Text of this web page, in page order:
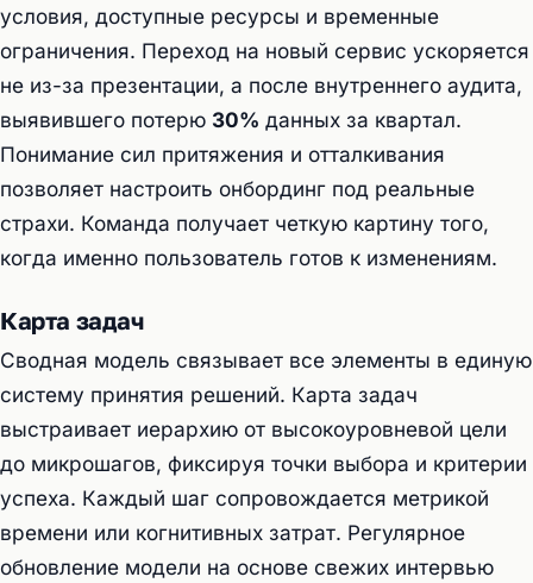
условия, доступные ресурсы и временные
ограничения. Переход на новый сервис ускоряется
не из-за презентации, а после внутреннего аудита,
выявившего потерю 30% данных за квартал.
Понимание сил притяжения и отталкивания
позволяет настроить онбординг под реальные
страхи. Команда получает четкую картину того,
когда именно пользователь готов к изменениям.
Карта задач
Сводная модель связывает все элементы в единую
систему принятия решений. Карта задач
выстраивает иерархию от высокоуровневой цели
до микрошагов, фиксируя точки выбора и критерии
успеха. Каждый шаг сопровождается метрикой
времени или когнитивных затрат. Регулярное
обновление модели на основе свежих интервью